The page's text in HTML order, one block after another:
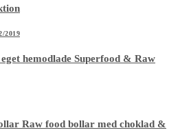
2019
hemodlade Superfood & Raw
Raw food bollar med choklad &